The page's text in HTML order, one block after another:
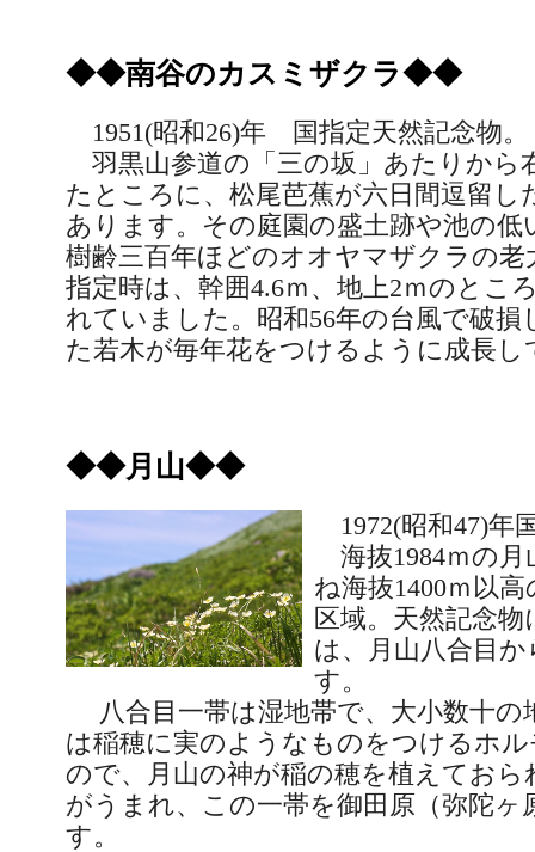
◆◆南谷のカスミザクラ◆◆
1951(昭和26)年 国指定天然記念物。
羽黒山参道の「三の坂」あたりから
たところに、松尾芭蕉が六日間逗留し
あります。その庭園の盛土跡や池の低
樹齢三百年ほどのオオヤマザクラの
指定時は、幹囲4.6ｍ、地上2ｍのとこ
れていました。昭和56年の台風で破損
た若木が毎年花をつけるように成長し
◆◆月山◆◆
1972(昭和47)年
海抜1984ｍの
ね海抜1400ｍ以
区域。天然記念
は、月山八合目
す。
八合目一帯は湿地帯で、大小数十の
は稲穂に実のようなものをつけるホ
ので、月山の神が稲の穂を植えてお
がうまれ、この一帯を御田原（弥陀ヶ
す。